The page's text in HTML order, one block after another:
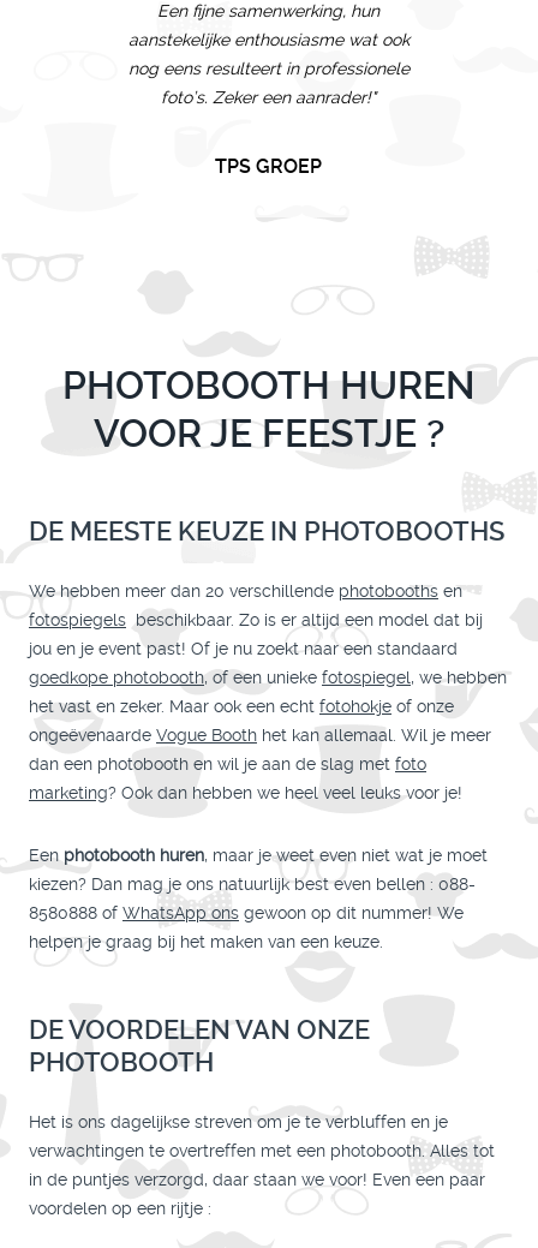
Een fijne samenwerking, hun
aanstekelijke enthousiasme wat ook
nog eens resulteert in professionele
foto’s. Zeker een aanrader!"
TPS GROEP
PHOTOBOOTH HUREN
VOOR JE FEESTJE ?
DE MEESTE KEUZE IN PHOTOBOOTHS
We hebben meer dan 20 verschillende photobooths en
fotospiegels beschikbaar. Zo is er altijd een model dat bij
jou en je event past! Of je nu zoekt naar een standaard
goedkope photobooth, of een unieke fotospiegel, we hebben
het vast en zeker. Maar ook een echt fotohokje of onze
ongeëvenaarde Vogue Booth het kan allemaal. Wil je meer
dan een photobooth en wil je aan de slag met foto
marketing? Ook dan hebben we heel veel leuks voor je!
Een photobooth huren, maar je weet even niet wat je moet
kiezen? Dan mag je ons natuurlijk best even bellen : 088-
8580888 of WhatsApp ons gewoon op dit nummer! We
helpen je graag bij het maken van een keuze.
DE VOORDELEN VAN ONZE
PHOTOBOOTH
Het is ons dagelijkse streven om je te verbluffen en je
verwachtingen te overtreffen met een photobooth. Alles tot
in de puntjes verzorgd, daar staan we voor! Even een paar
voordelen op een rijtje :